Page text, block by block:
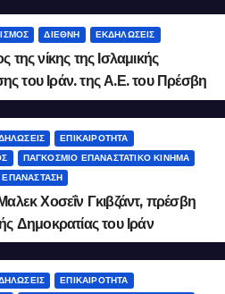
ΔΙΕΘΝΉ ΕΚΔΗΛΏΣΕΙΣ
της νίκης της Ισλαμικής
του Ιράν. της Α.Ε. του Πρέσβη
Χοσεΐν Γκιβζάντ
ΕΠΙΚΑΙΡΌΤΗΤΑ
ΠΑΓΚΌΣΜΙΟ ΕΠΑΝΑΣΤΑΤΙΚΌ ΚΊΝΗΜΑ
Χοσεΐν Γκιβζάντ, πρέσβη
Δημοκρατίας του Ιράν
ΕΠΙΚΑΙΡΌΤΗΤΑ